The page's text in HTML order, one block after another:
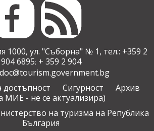
ул. "Съборна" № 1, тел.: +359 2
904 6895; + 359 2 904
достъпност
Сигурност
Архив
МИЕ - не се актуализира)
на туризма на Република
България